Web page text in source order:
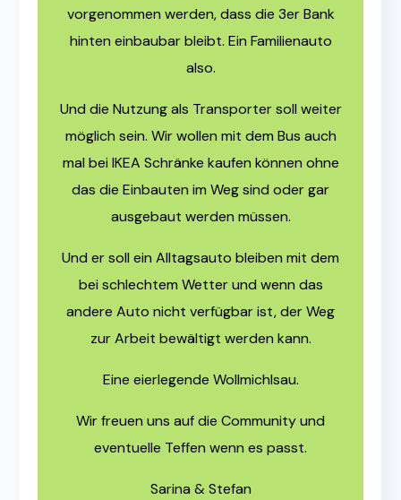
vorgenommen werden, dass die 3er Bank
hinten einbaubar bleibt. Ein Familienauto
also.
Und die Nutzung als Transporter soll weiter
möglich sein. Wir wollen mit dem Bus auch
mal bei IKEA Schränke kaufen können ohne
das die Einbauten im Weg sind oder gar
ausgebaut werden müssen.
Und er soll ein Alltagsauto bleiben mit dem
bei schlechtem Wetter und wenn das
andere Auto nicht verfügbar ist, der Weg
zur Arbeit bewältigt werden kann.
Eine eierlegende Wollmichlsau.
Wir freuen uns auf die Community und
eventuelle Teffen wenn es passt.
Sarina & Stefan